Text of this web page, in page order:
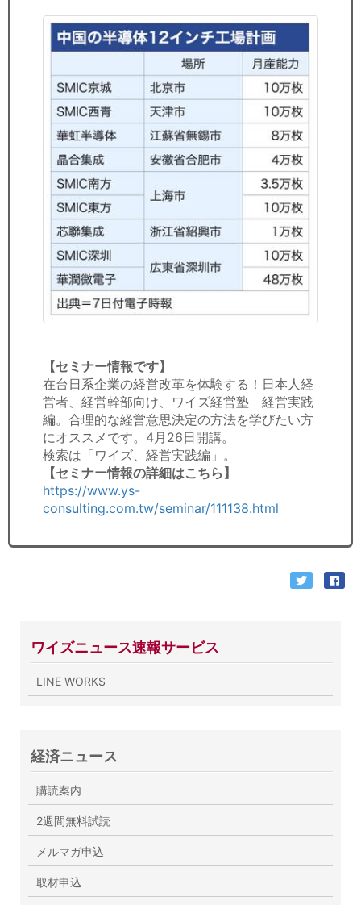
【セミナー情報です】
在台日系企業の経営改革を体験する！日本人経
営者、経営幹部向け、ワイズ経営塾 経営実践
編。合理的な経営意思決定の方法を学びたい方
にオススメです。4月26日開講。
検索は「ワイズ、経営実践編」。
【セミナー情報の詳細はこちら】
https://www.ys-
consulting.com.tw/seminar/111138.html
ワイズニュース速報サービス
LINE WORKS
経済ニュース
購読案内
2週間無料試読
メルマガ申込
取材申込